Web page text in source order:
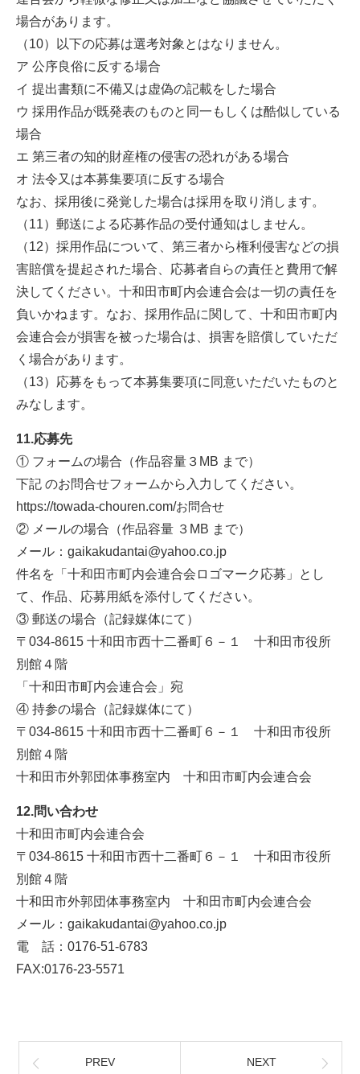
場合があります。
（10）以下の応募は選考対象とはなりません。
ア 公序良俗に反する場合
イ 提出書類に不備又は虚偽の記載をした場合
ウ 採用作品が既発表のものと同一もしくは酷似している
場合
エ 第三者の知的財産権の侵害の恐れがある場合
オ 法令又は本募集要項に反する場合
なお、採用後に発覚した場合は採用を取り消します。
（11）郵送による応募作品の受付通知はしません。
（12）採用作品について、第三者から権利侵害などの損
害賠償を提起された場合、応募者自らの責任と費用で解
決してください。十和田市町内会連合会は一切の責任を
負いかねます。なお、採用作品に関して、十和田市町内
会連合会が損害を被った場合は、損害を賠償していただ
く場合があります。
（13）応募をもって本募集要項に同意いただいたものと
みなします。
11.応募先
① フォームの場合（作品容量３MB まで）
下記 のお問合せフォームから入力してください。
https://towada-chouren.com/お問合せ
② メールの場合（作品容量 ３MB まで）
メール： gaikakudantai@yahoo.co.jp
件名を「十和田市町内会連合会ロゴマーク応募」とし
て、作品、応募用紙を添付してください。
③ 郵送の場合（記録媒体にて）
〒034-8615 十和田市西十二番町６－１ 十和田市役所
別館４階
「十和田市町内会連合会」宛
④ 持参の場合（記録媒体にて）
〒034-8615 十和田市西十二番町６－１ 十和田市役所
別館４階
十和田市外郭団体事務室内 十和田市町内会連合会
12.問い合わせ
十和田市町内会連合会
〒034-8615 十和田市西十二番町６－１ 十和田市役所
別館４階
十和田市外郭団体事務室内 十和田市町内会連合会
メール： gaikakudantai@yahoo.co.jp
電 話： 0176-51-6783
FAX:0176-23-5571
PREV NEXT